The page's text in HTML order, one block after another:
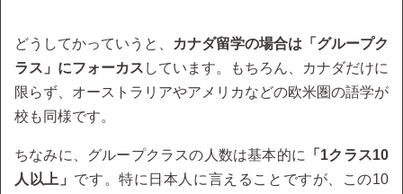
どうしてかっていうと、
カナダ留学の場合は「グループク
ラス」にフォーカス しています。もちろん、カナダだけに
限らず、オーストラリアやアメリカなどの欧米圏の語学が
校も同様です。
ちなみに、グループクラスの人数は基本的に
「1クラス10
人以上」 です。特に日本人に言えることですが、この10